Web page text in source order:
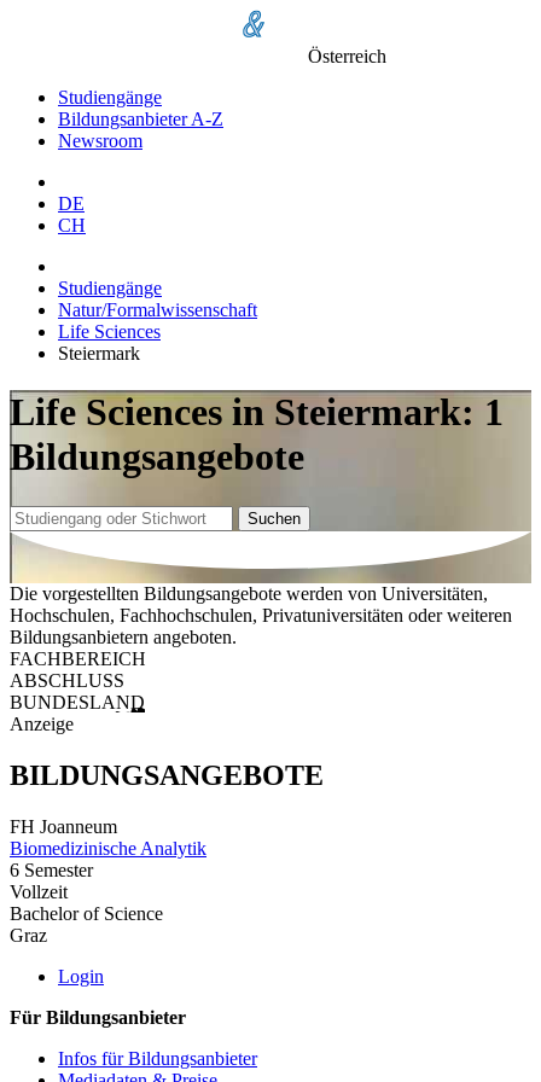
Österreich
Studiengänge
Bildungsanbieter A-Z
Newsroom
DE
CH
Studiengänge
Natur/Formalwissenschaft
Life Sciences
Steiermark
Life Sciences in Steiermark: 1
Bildungsangebote
Suchen
Die vorgestellten Bildungsangebote werden von Universitäten,
Hochschulen, Fachhochschulen, Privatuniversitäten oder weiteren
Bildungsanbietern angeboten.
FACHBEREICH
ABSCHLUSS
BUNDESLAND
Anzeige
BILDUNGSANGEBOTE
FH Joanneum
Biomedizinische Analytik
6 Semester
Vollzeit
Bachelor of Science
Graz
Login
Für Bildungsanbieter
Infos für Bildungsanbieter